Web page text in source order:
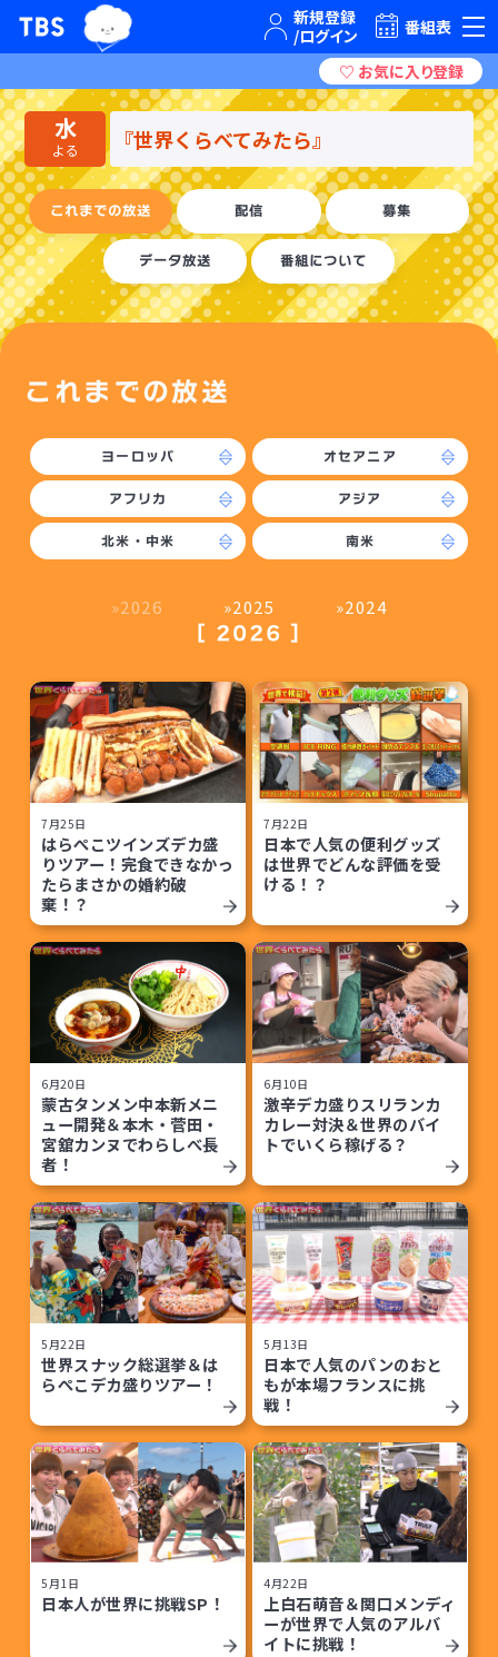
TBSテレビ｜ときめくときを。
TBSグループキャラクター『ワクティ』
番組表
水
よる 『世界くらべてみたら』
これまでの放送 配信 募集
データ放送 番組について
これまでの放送
ヨーロッパ オセアニア
アフリカ アジア
北米・中米 南米
2026 2025 2024
2026
7月25日
はらぺこツインズデカ盛
りツアー！完食できなかっ
たらまさかの婚約破
棄！？
7月22日
日本で人気の便利グッズ
は世界でどんな評価を受
ける！？
6月20日
蒙古タンメン中本新メニ
ュー開発＆本木・菅田・
宮舘カンヌでわらしべ長
者！
6月10日
激辛デカ盛りスリランカ
カレー対決＆世界のバイ
トでいくら稼げる？
5月22日
世界スナック総選挙＆は
らぺこデカ盛りツアー！
5月13日
日本で人気のパンのおと
もが本場フランスに挑
戦！
5月1日
日本人が世界に挑戦SP！
4月22日
上白石萌音＆関口メンディ
ーが世界で人気のアルバ
イトに挑戦！